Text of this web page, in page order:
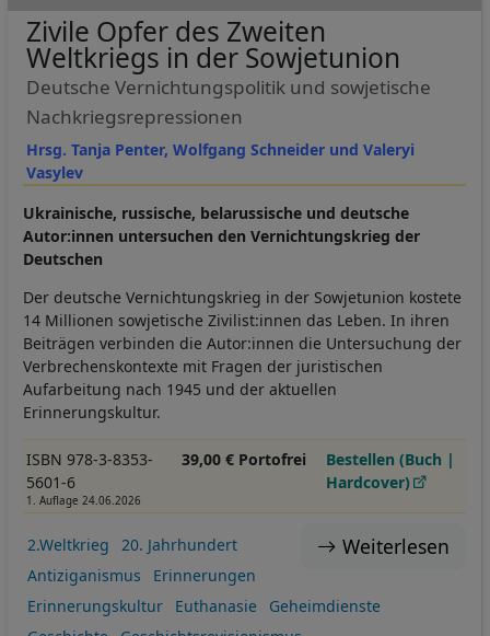
Hrsg. Tanja Penter, Wolfgang Schneider und Valeryi
Vasylev
Zivile Opfer des Zweiten
Weltkriegs in der Sowjetunion
Deutsche Vernichtungspolitik und sowjetische
Nachkriegsrepressionen
Ukrainische, russische, belarussische und deutsche
Autor:innen untersuchen den Vernichtungskrieg der
Deutschen
Der deutsche Vernichtungskrieg in der Sowjetunion kostete
14 Millionen sowjetische Zivilist:innen das Leben. In ihren
Beiträgen verbinden die Autor:innen die Untersuchung der
Verbrechenskontexte mit Fragen der juristischen
Aufarbeitung nach 1945 und der aktuellen
Erinnerungskultur.
ISBN 978-3-8353-
5601-6
1. Auflage 24.06.2026
39,00 € Portofrei
Bestellen (Buch |
Hardcover)
Weiterlesen
2.Weltkrieg
20. Jahrhundert
Antiziganismus
Erinnerungen
Erinnerungskultur
Euthanasie
Geheimdienste